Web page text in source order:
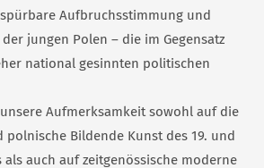
Aufbruchsstimmung und
jungen Polen – die im Gegensatz
national gesinnten politischen
Aufmerksamkeit sowohl auf die
polnische Bildende Kunst des 19. und
als auch auf zeitgenössische moderne